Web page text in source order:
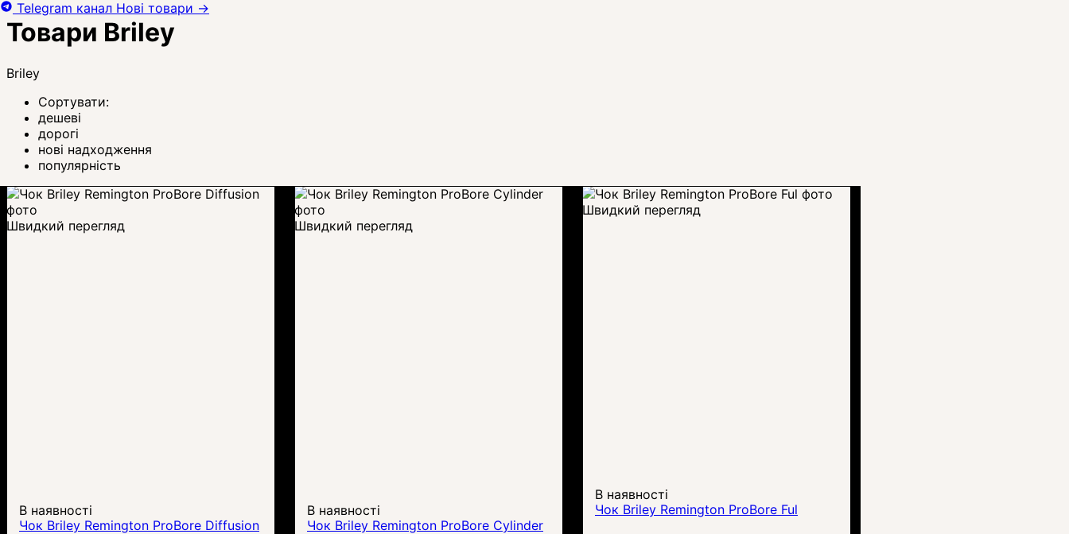
Товари Briley
Briley
Сортувати:
дешеві
дорогі
нові надходження
популярність
Швидкий перегляд
В наявності
Чок Briley Remington ProBore Diffusion
Швидкий перегляд
В наявності
Чок Briley Remington ProBore Cylinder
Швидкий перегляд
В наявності
Чок Briley Remington ProBore Ful
Telegram канал Нові товари →